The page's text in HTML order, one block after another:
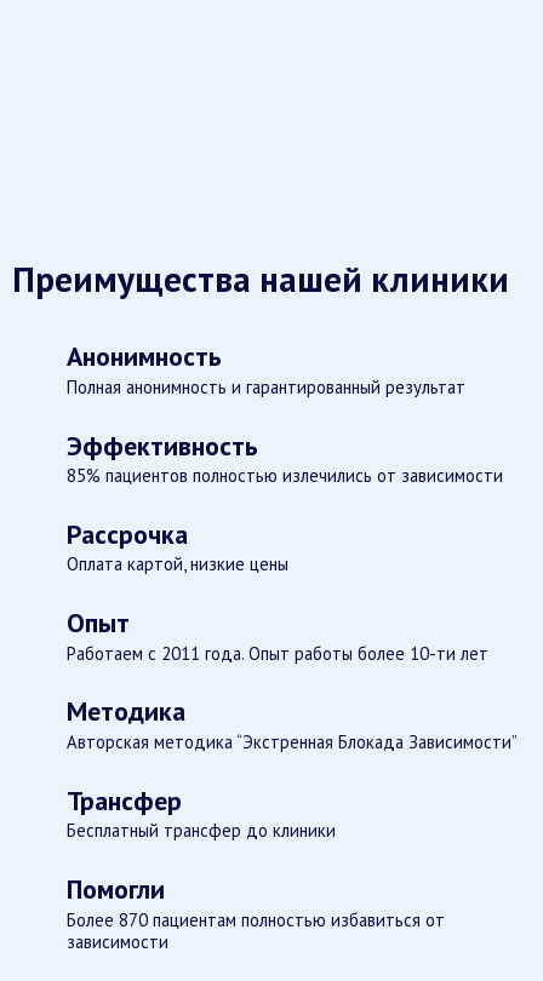
Преимущества нашей клиники
Анонимность
Полная анонимность и гарантированный результат
Эффективность
85% пациентов полностью излечились от зависимости
Рассрочка
Оплата картой, низкие цены
Опыт
Работаем с 2011 года. Опыт работы более 10-ти лет
Методика
Авторская методика “Экстренная Блокада Зависимости”
Трансфер
Бесплатный трансфер до клиники
Помогли
Более 870 пациентам полностью избавиться от
зависимости